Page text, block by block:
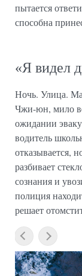
пытается
способна
«Я видел
Ночь. Улица.
Чжи-юн, мило
ожидании
водитель
отказывается,
разбивает
сознания и
полиция
решает